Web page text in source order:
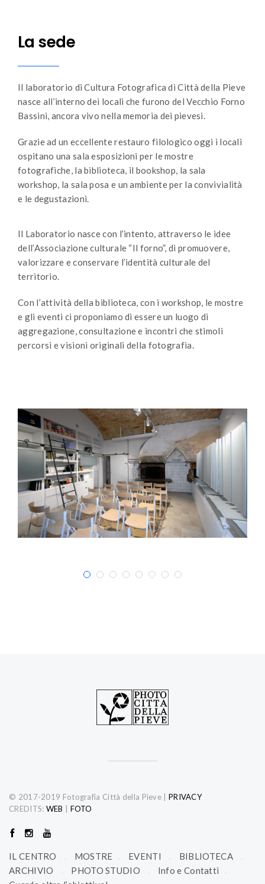
La sede
Il laboratorio di Cultura Fotografica di Città della Pieve
nasce all’interno dei locali che furono del Vecchio Forno
Bassini, ancora vivo nella memoria dei pievesi.
Grazie ad un eccellente restauro filologico oggi i locali
ospitano una sala esposizioni per le mostre
fotografiche, la biblioteca, il bookshop, la sala
workshop, la sala posa e un ambiente per la convivialità
e le degustazioni.
Il Laboratorio nasce con l’intento, attraverso le idee
dell’Associazione culturale “Il forno”, di promuovere,
valorizzare e conservare l’identità culturale del
territorio.
Con l’attività della biblioteca, con i workshop, le mostre
e gli eventi ci proponiamo di essere un luogo di
aggregazione, consultazione e incontri che stimoli
percorsi e visioni originali della fotografia.
© 2017-2019 Fotografia Città della Pieve
PRIVACY
CREDITS: WEB FOTO
IL CENTRO MOSTRE EVENTI
BIBLIOTECA
ARCHIVIO
PHOTO STUDIO
Info e Contatti